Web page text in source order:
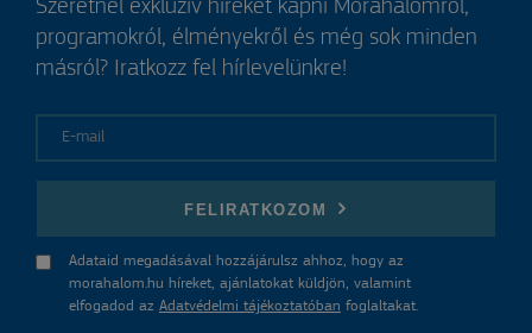
Szeretnél exkluzív híreket kapni Mórahalomról,
programokról, élményekről és még sok minden
másról? Iratkozz fel hírlevelünkre!
FELIRATKOZOM
Adataid megadásával hozzájárulsz ahhoz, hogy az
morahalom.hu híreket, ajánlatokat küldjön, valamint
elfogadod az Adatvédelmi tájékoztatóban foglaltakat.